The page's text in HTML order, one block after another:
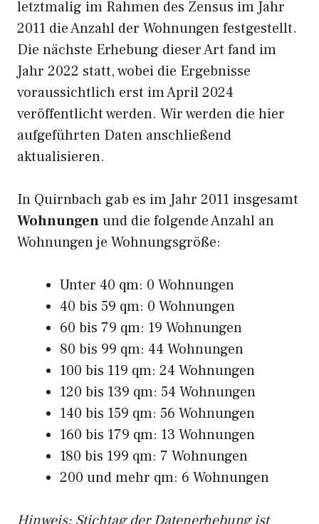
letztmalig im Rahmen des Zensus im Jahr
2011 die Anzahl der Wohnungen festgestellt.
Die nächste Erhebung dieser Art fand im
Jahr 2022 statt, wobei die Ergebnisse
voraussichtlich erst im April 2024
veröffentlicht werden. Wir werden die hier
aufgeführten Daten anschließend
aktualisieren.
In Quirnbach gab es im Jahr 2011 insgesamt
Wohnungenund die folgende Anzahl an
Wohnungen je Wohnungsgröße:
Unter 40 qm: 0 Wohnungen
40 bis 59 qm: 0 Wohnungen
60 bis 79 qm: 19 Wohnungen
80 bis 99 qm: 44 Wohnungen
100 bis 119 qm: 24 Wohnungen
120 bis 139 qm: 54 Wohnungen
140 bis 159 qm: 56 Wohnungen
160 bis 179 qm: 13 Wohnungen
180 bis 199 qm: 7 Wohnungen
200 und mehr qm: 6 Wohnungen